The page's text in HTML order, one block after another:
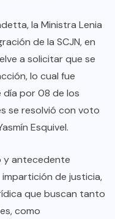
la Ministra Lenia
de la SCJN, en
a solicitar que se
lo cual fue
por 08 de los
se resolvió con voto
Esquivel.
y antecedente
de justicia,
que buscan tanto
como